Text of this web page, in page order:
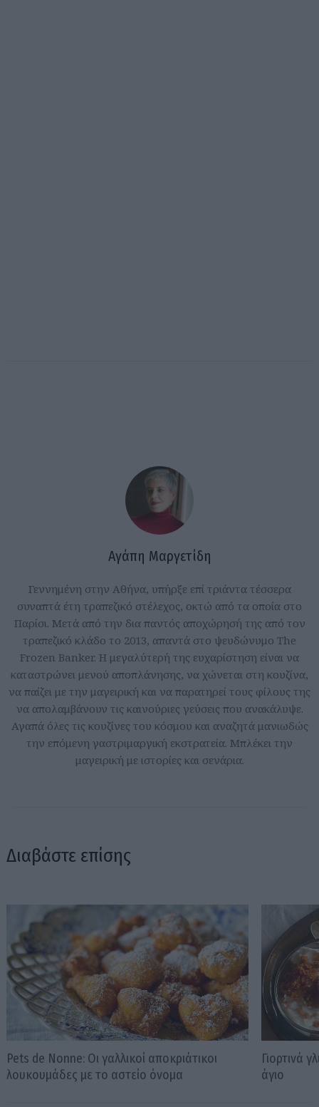
Αγάπη Μαργετίδη
Γεννημένη στην Αθήνα, υπήρξε επί τριάντα τέσσερα
συναπτά έτη τραπεζικό στέλεχος, οκτώ από τα οποία στο
Παρίσι. Μετά από την δια παντός αποχώρησή της από τον
τραπεζικό κλάδο το 2013, απαντά στο ψευδώνυμο The
Frozen Banker. Η μεγαλύτερή της ευχαρίστηση είναι να
καταστρώνει μενού αποπλάνησης, να χώνεται στη κουζίνα,
να παίζει με την μαγειρική και να παρατηρεί τους φίλους της
να απολαμβάνουν τις καινούριες γεύσεις που ανακάλυψε.
Αγαπά όλες τις κουζίνες του κόσμου και αναζητά μανιωδώς
την επόμενη γαστριμαργική εκστρατεία. Μπλέκει την
μαγειρική με ιστορίες και σενάρια.
Διαβάστε επίσης
Pets de Nonne: Οι γαλλικοί αποκριάτικοι
λουκουμάδες με το αστείο όνομα
Γιορτινά
άγιο